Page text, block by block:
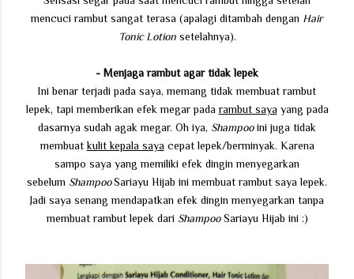
mencuci rambut sangat terasa (apalagi ditambah dengan Hair
Tonic Lotionsetelahnya).
- Menjaga rambut agar tidak lepek
Ini benar terjadi pada saya, memang tidak membuat rambut
lepek, tapi memberikan efek megar padarambut saya yang pada
dasarnya sudah agak megar. Oh iya, Shampooini juga tidak
membuatkulit kepala saya cepat lepek/berminyak. Karena
sampo saya yang memiliki efek dingin menyegarkan
sebelum ShampooSariayu Hijab ini membuat rambut saya lepek.
Jadi saya senang mendapatkan efek dingin menyegarkan tanpa
membuat rambut lepek dari ShampooSariayu Hijab ini :)